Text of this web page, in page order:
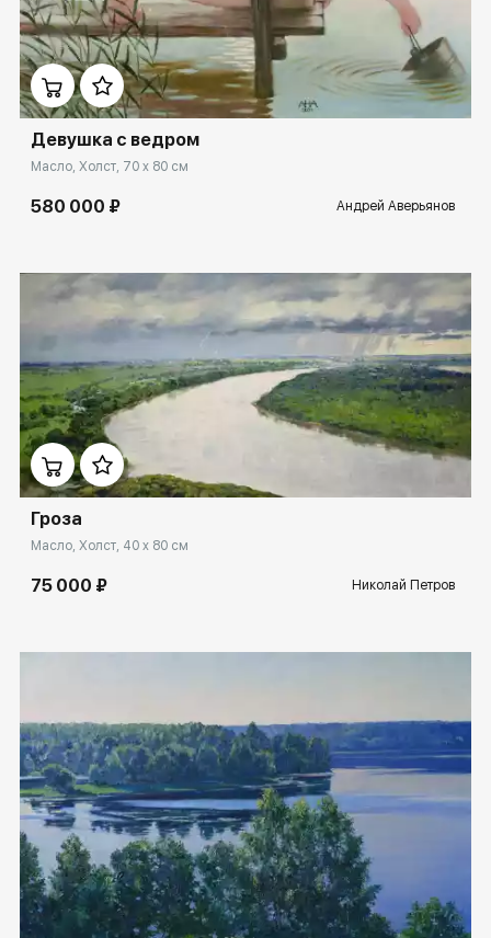
Домен: rakovgallery.ru
Девушка с ведром
Масло, Холст, 70 x 80 см
580 000 ₽ Андрей Аверьянов
Домен: rakovgallery.ru
Гроза
Масло, Холст, 40 x 80 см
75 000 ₽ Николай Петров